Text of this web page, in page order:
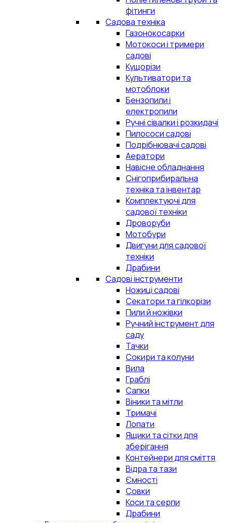
фітинги
Садова техніка
Газонокосарки
Мотокоси і тримери
садові
Кущорізи
Культиватори та
мотоблоки
Бензопили і
електропили
Ручні сівалки і розкидачі
Пилососи садові
Подрібнювачі садові
Аератори
Навісне обладнання
Снігоприбиральна
техніка та інвентар
Комплектуючі для
садової техніки
Дроворуби
Мотобури
Двигуни для садової
техніки
Драбини
Садові інструменти
Ножиці садові
Секатори та гілкорізи
Пили й ножівки
Ручний інструмент для
саду
Тачки
Сокири та колуни
Вила
Граблі
Сапки
Віники та мітли
Тримачі
Лопати
Ящики та сітки для
зберігання
Контейнери для сміття
Відра та тази
Ємності
Совки
Коси та серпи
Драбини